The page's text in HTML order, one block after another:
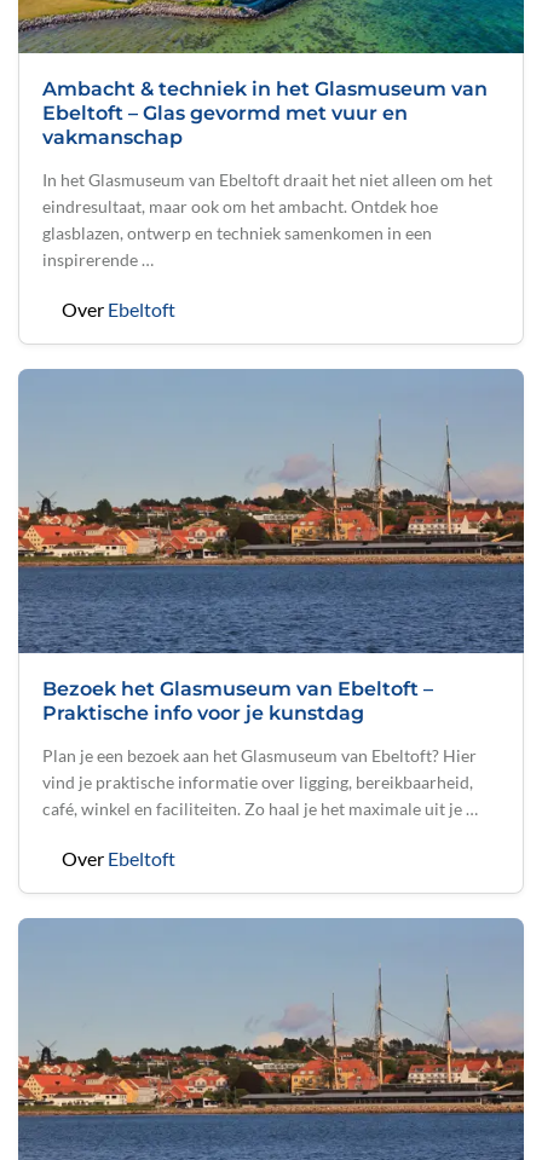
Ambacht & techniek in het Glasmuseum van
Ebeltoft – Glas gevormd met vuur en
vakmanschap
In het Glasmuseum van Ebeltoft draait het niet alleen om het
eindresultaat, maar ook om het ambacht. Ontdek hoe
glasblazen, ontwerp en techniek samenkomen in een
inspirerende …
Over Ebeltoft
Bezoek het Glasmuseum van Ebeltoft –
Praktische info voor je kunstdag
Plan je een bezoek aan het Glasmuseum van Ebeltoft? Hier
vind je praktische informatie over ligging, bereikbaarheid,
café, winkel en faciliteiten. Zo haal je het maximale uit je …
Over Ebeltoft